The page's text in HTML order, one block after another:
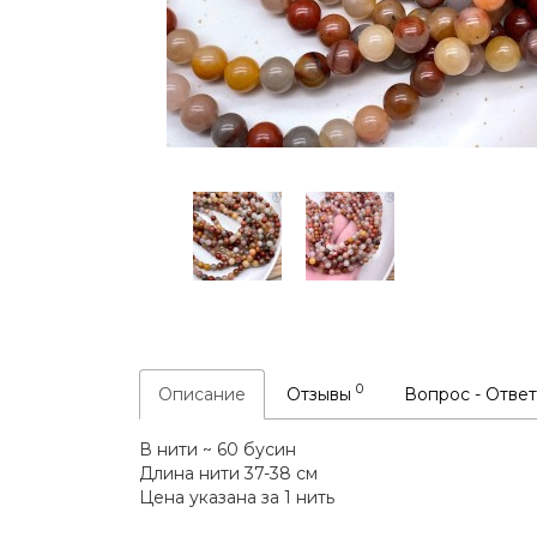
Описание Отзывы 0 Вопрос -
В нити ~ 60 бусин
Длина нити 37-38 см
Цена указана за 1 нить